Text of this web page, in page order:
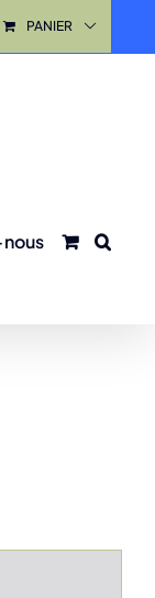
PANIER